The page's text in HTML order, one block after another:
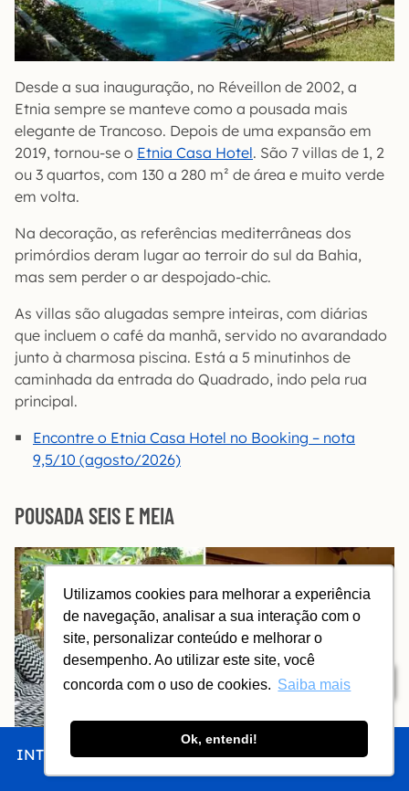
Utilizamos cookies para melhorar a experiência
de navegação, analisar a sua interação com o
site, personalizar conteúdo e melhorar o
desempenho. Ao utilizar este site, você
concorda com o uso de cookies. Saiba mais
Ok, entendi!
INTRO CHEGAR FICAR COMER FAZER
Índice
Desde a sua inauguração, no Réveillon de 2002, a
Etnia sempre se manteve como a pousada mais
elegante de Trancoso. Depois de uma expansão em
2019, tornou-se o Etnia Casa Hotel. São 7 villas de 1, 2
ou 3 quartos, com 130 a 280 m² de área e muito verde
em volta.
Na decoração, as referências mediterrâneas dos
primórdios deram lugar ao terroir do sul da Bahia,
mas sem perder o ar despojado-chic.
As villas são alugadas sempre inteiras, com diárias
que incluem o café da manhã, servido no avarandado
junto à charmosa piscina. Está a 5 minutinhos de
caminhada da entrada do Quadrado, indo pela rua
principal.
Encontre o Etnia Casa Hotel no Booking – nota
9,5/10 (agosto/2026)
POUSADA SEIS E MEIA